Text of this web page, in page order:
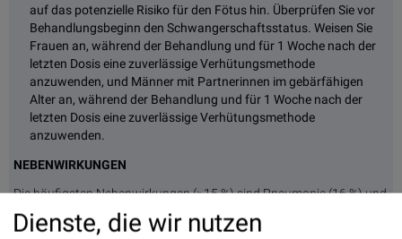
auf das potenzielle Risiko für den Fötus hin. Überprüfen Sie vor
Behandlungsbeginn den Schwangerschaftsstatus. Weisen Sie
Frauen an, während der Behandlung und für 1 Woche nach der
letzten Dosis eine zuverlässige Verhütungsmethode
anzuwenden, und Männer mit Partnerinnen im gebärfähigen
Alter an, während der Behandlung und für 1 Woche nach der
letzten Dosis eine zuverlässige Verhütungsmethode
anzuwenden.
NEBENWIRKUNGEN
Die häufigsten Nebenwirkungen (≥15 %) sind Pneumonie (16 %) und
Fatigue (16 %). Die häufigsten Laborwertveränderungen vom Grad
3–4 (≥15 %) sind eine Abnahme der Lymphozyten (29 %) und
Dienste, die wir nutzen